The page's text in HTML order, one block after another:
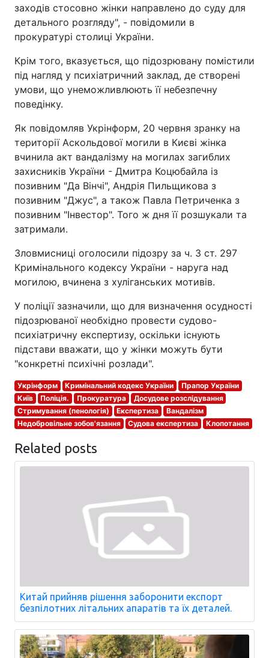
заходів стосовно жінки направлено до суду для
детального розгляду", - повідомили в
прокуратурі столиці України.
Крім того, вказується, що підозрювану помістили
під нагляд у психіатричний заклад, де створені
умови, що унеможливлюють її небезпечну
поведінку.
Як повідомляв Укрінформ, 20 червня зранку на
території Аскольдової могили в Києві жінка
вчинила акт вандалізму на могилах загиблих
захисників України - Дмитра Коцюбайла із
позивним "Да Вінчі", Андрія Пильщикова з
позивним "Джус", а також Павла Петриченка з
позивним "Інвестор". Того ж дня її розшукали та
затримали.
Зловмисниці оголосили підозру за ч. 3 ст. 297
Кримінального кодексу України - наруга над
могилою, вчинена з хуліганських мотивів.
У поліції зазначили, що для визначення осудності
підозрюваної необхідно провести судово-
психіатричну експертизу, оскільки існують
підстави вважати, що у жінки можуть бути
"конкретні психічні розлади".
Укрінформ Кримінальний кодекс України
Прапор України
Київ
Поліція. Прокуратура
Досудове розслідування
Стримування (пенологія)
Експертиза
Вандалізм
Недобровільне зобов'язання
Судова експертиза Клопотання
Related posts
Китай прийняв рішення заборонити експорт
безпілотних літальних апаратів та їх деталей.